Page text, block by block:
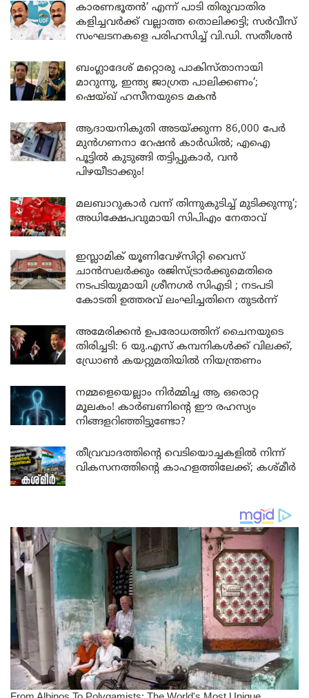
കാരണഭൂതൻ’ എന്ന് പാടി തിരുവാതിര
കളിച്ചവർക്ക് വല്ലാത്ത തൊലിക്കട്ടി; സർവീസ്
സംഘടനകളെ പരിഹസിച്ച് വി.ഡി. സതീശൻ
ബംഗ്ലാദേശ് മറ്റൊരു പാകിസ്താനായി
മാറുന്നു, ഇന്ത്യ ജാഗ്രത പാലിക്കണം’;
ഷെയ്ഖ് ഹസീനയുടെ മകൻ
ആദായനികുതി അടയ്ക്കുന്ന 86,000 പേർ
മുൻഗണനാ റേഷൻ കാർഡിൽ; എഐ
പൂട്ടിൽ കുടുങ്ങി തട്ടിപ്പുകാർ, വൻ
പിഴയീടാക്കും!
മലബാറുകാർ വന്ന് തിന്നുകുടിച്ച് മുടിക്കുന്നു’;
അധിക്ഷേപവുമായി സിപിഎം നേതാവ്
ഇസ്ലാമിക് യൂണിവേഴ്സിറ്റി വൈസ്
ചാൻസലർക്കും രജിസ്ട്രാർക്കുമെതിരെ
നടപടിയുമായി ശ്രീനഗർ സിഎടി ; നടപടി
കോടതി ഉത്തരവ് ലംഘിച്ചതിനെ തുടർന്ന്
അമേരിക്കൻ ഉപരോധത്തിന് ചൈനയുടെ
തിരിച്ചടി: 6 യു.എസ് കമ്പനികൾക്ക് വിലക്ക്,
ഡ്രോൺ കയറ്റുമതിയിൽ നിയന്ത്രണം
നമ്മളെയെല്ലാം നിർമ്മിച്ച ആ ഒരൊറ്റ
മൂലകം! കാർബണിന്റെ ഈ രഹസ്യം
നിങ്ങളറിഞ്ഞിട്ടുണ്ടോ?
തീവ്രവാദത്തിന്റെ വെടിയൊച്ചകളിൽ നിന്ന്
വികസനത്തിന്റെ കാഹളത്തിലേക്ക്; കശ്മീർ